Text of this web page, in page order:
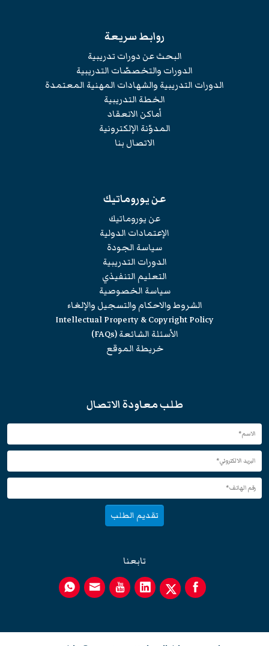
روابط سريعة
البحث عن دورات تدريبية
الدورات والتخصصّات التدريبية
الدورات التدريبية والشهادات المهنية المعتمدة
الخطة التدريبية
أماكن الانعقاد
المدوّنة الإلكترونية
الاتصال بنا
عن يوروماتيك
عن يوروماتيك
الإعتمادات الدولية
سياسة الجودة
الدورات التدريبية
التعليم التنفيذي
سياسة الخصوصية
الشروط والاحكام والتسجيل والإلغاء
Intellectual Property & Copyright Policy
الأسئلة الشائعة (FAQs)
خريطة الموقع
طلب معاودة الاتصال
تقديم الطلب
تابعنا